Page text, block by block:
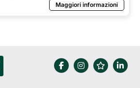
Maggiori informazioni